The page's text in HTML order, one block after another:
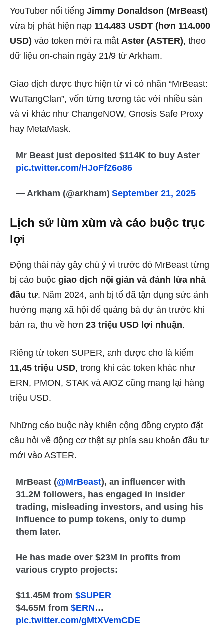
YouTuber nổi tiếng Jimmy Donaldson (MrBeast)
vừa bị phát hiện nạp 114.483 USDT (hơn 114.000
USD) vào token mới ra mắt Aster (ASTER), theo
dữ liệu on-chain ngày 21/9 từ Arkham.
Giao dịch được thực hiện từ ví có nhãn “MrBeast:
WuTangClan”, vốn từng tương tác với nhiều sàn
và ví khác như ChangeNOW, Gnosis Safe Proxy
hay MetaMask.
Mr Beast just deposited $114K to buy Aster
pic.twitter.com/HJoFfZ6o86
— Arkham (@arkham)September 21, 2025
Lịch sử lùm xùm và cáo buộc trục
lợi
Động thái này gây chú ý vì trước đó MrBeast từng
bị cáo buộc giao dịch nội gián và đánh lừa nhà
đầu tư. Năm 2024, anh bị tố đã tận dụng sức ảnh
hưởng mạng xã hội để quảng bá dự án trước khi
bán ra, thu về hơn 23 triệu USD lợi nhuận.
Riêng từ token SUPER, anh được cho là kiếm
11,45 triệu USD, trong khi các token khác như
ERN, PMON, STAK và AIOZ cũng mang lại hàng
triệu USD.
Những cáo buộc này khiến cộng đồng crypto đặt
câu hỏi về động cơ thật sự phía sau khoản đầu tư
mới vào ASTER.
MrBeast (@MrBeast), an influencer with
31.2M followers, has engaged in insider
trading, misleading investors, and using his
influence to pump tokens, only to dump
them later.
He has made over $23M in profits from
various crypto projects:
$11.45M from$SUPER
$4.65M from$ERN…
pic.twitter.com/gMtXVemCDE